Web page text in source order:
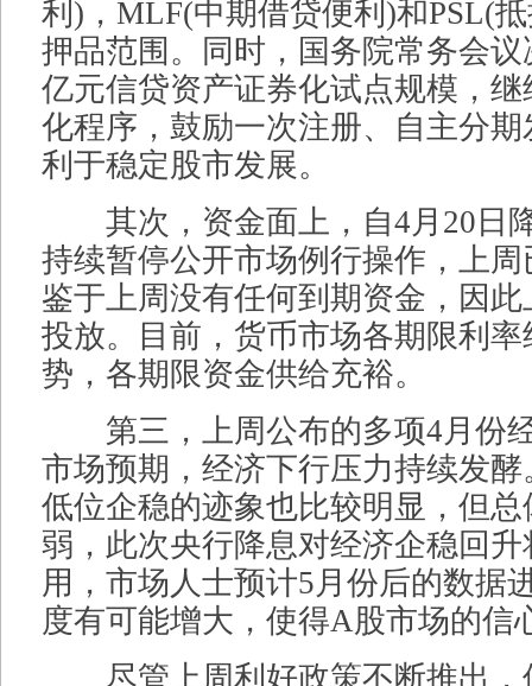
利)，MLF(中期借贷便利)和PSL(
押品范围。同时，国务院常务会议
亿元信贷资产证券化试点规模，
化程序，鼓励一次注册、自主分
利于稳定股市发展。
其次，资金面上，自4月20日
持续暂停公开市场例行操作，上
鉴于上周没有任何到期资金，因
投放。目前，货币市场各期限利
势，各期限资金供给充裕。
第三，上周公布的多项4月份
市场预期，经济下行压力持续发
低位企稳的迹象也比较明显，但
弱，此次央行降息对经济企稳回
用，市场人士预计5月份后的数据
度有可能增大，使得A股市场的信
尽管上周利好政策不断推出，